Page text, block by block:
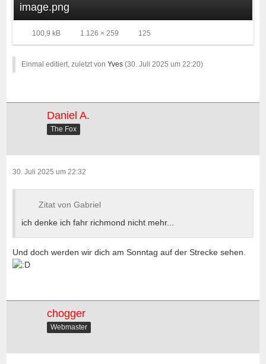
image.png
100,9 kB 1.126 × 259 125
Einmal editiert, zuletzt von Yves (30. Juli 2025 um 22:20)
Daniel A.
The Fox
30. Juli 2025 um 22:32
Zitat von Gabriel
ich denke ich fahr richmond nicht mehr...
Und doch werden wir dich am Sonntag auf der Strecke sehen.
chogger
Webmaster